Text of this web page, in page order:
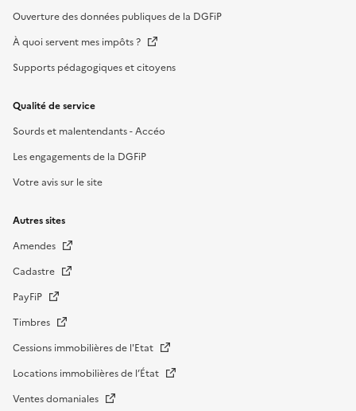
Ouverture des données publiques de la DGFiP
À quoi servent mes impôts ?
Supports pédagogiques et citoyens
Qualité de service
Sourds et malentendants - Accéo
Les engagements de la DGFiP
Votre avis sur le site
Autres sites
Amendes
Cadastre
PayFiP
Timbres
Cessions immobilières de l'Etat
Locations immobilières de l’État
Ventes domaniales